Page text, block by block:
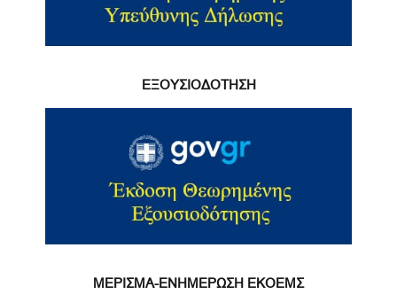
ΕΞΟΥΣΙΟΔΟΤΗΣΗ
ΜΕΡΙΣΜΑ-ΕΝΗΜΕΡΩΣΗ ΕΚΟΕΜΣ